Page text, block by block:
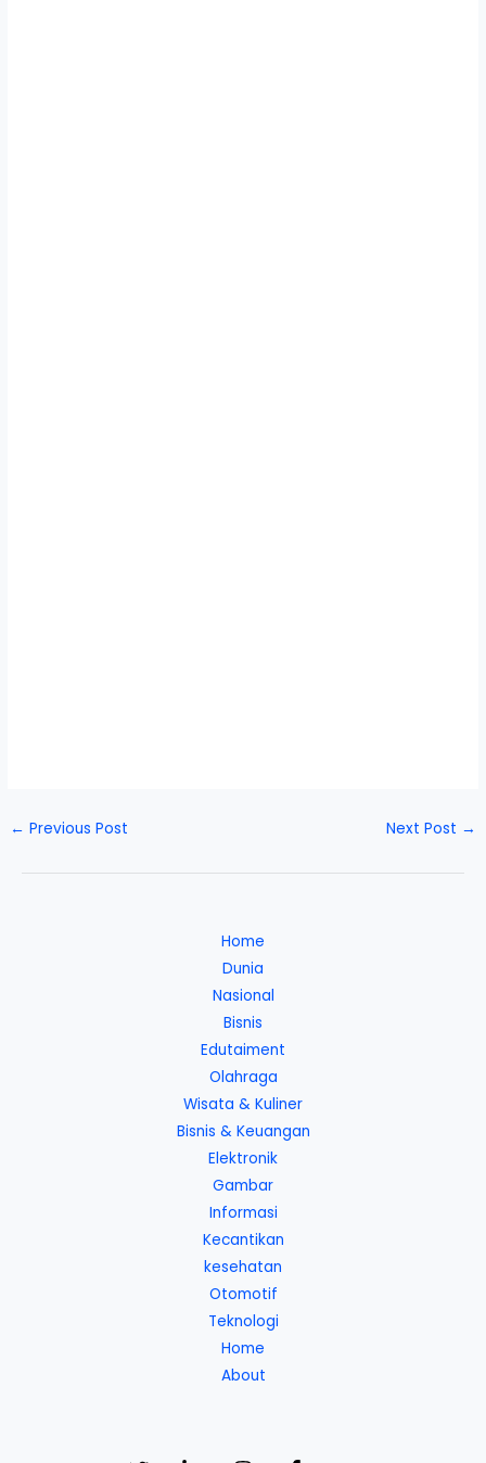
← Previous Post Next Post →
Home
Dunia
Nasional
Bisnis
Edutaiment
Olahraga
Wisata & Kuliner
Bisnis & Keuangan
Elektronik
Gambar
Informasi
Kecantikan
kesehatan
Otomotif
Teknologi
Home
About